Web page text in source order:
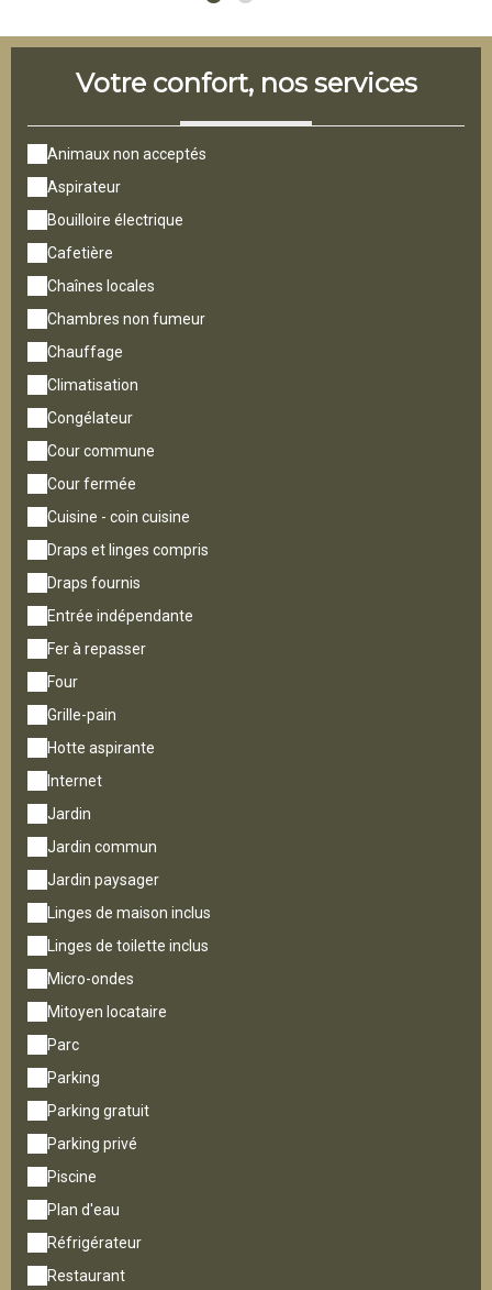
Votre confort, nos services
Animaux non acceptés
Aspirateur
Bouilloire électrique
Cafetière
Chaînes locales
Chambres non fumeur
Chauffage
Climatisation
Congélateur
Cour commune
Cour fermée
Cuisine - coin cuisine
Draps et linges compris
Draps fournis
Entrée indépendante
Fer à repasser
Four
Grille-pain
Hotte aspirante
Internet
Jardin
Jardin commun
Jardin paysager
Linges de maison inclus
Linges de toilette inclus
Micro-ondes
Mitoyen locataire
Parc
Parking
Parking gratuit
Parking privé
Piscine
Plan d'eau
Réfrigérateur
Restaurant